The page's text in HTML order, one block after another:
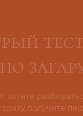
хотите
получите